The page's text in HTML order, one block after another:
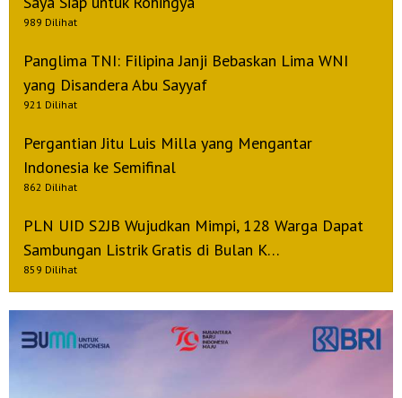
989 Dilihat
Panglima TNI: Filipina Janji Bebaskan Lima WNI
yang Disandera Abu Sayyaf
921 Dilihat
Pergantian Jitu Luis Milla yang Mengantar
Indonesia ke Semifinal
862 Dilihat
PLN UID S2JB Wujudkan Mimpi, 128 Warga Dapat
Sambungan Listrik Gratis di Bulan K…
859 Dilihat